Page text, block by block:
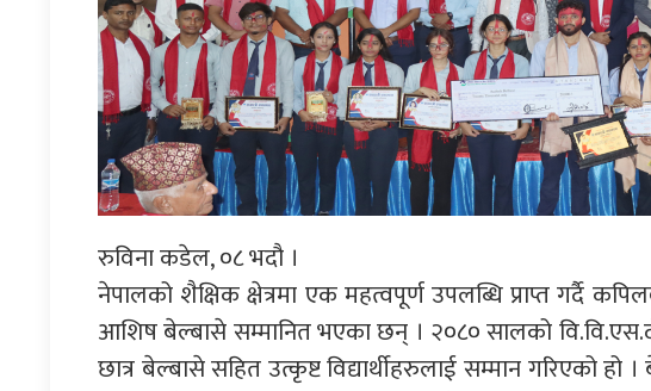
रुविना कडेल, ०८ भदौ ।
नेपालको शैक्षिक क्षेत्रमा एक महत्वपूर्ण उपलब्धि प्राप्त गर्दै
आशिष बेल्बासे सम्मानित भएका छन् । २०८० सालको
छात्र बेल्बासे सहित उत्कृष्ट विद्यार्थीहरुलाई सम्मान गरिएको हो